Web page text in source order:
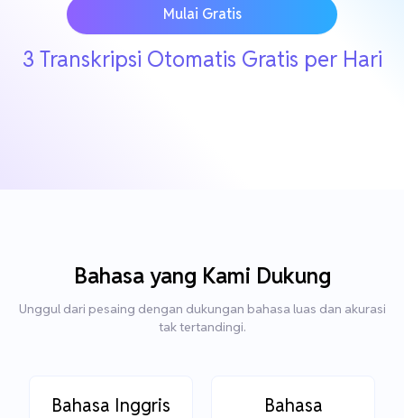
Mulai Gratis
3 Transkripsi Otomatis Gratis per Hari
Bahasa yang Kami Dukung
Unggul dari pesaing dengan dukungan bahasa luas dan akurasi
tak tertandingi.
Bahasa Inggris
Bahasa